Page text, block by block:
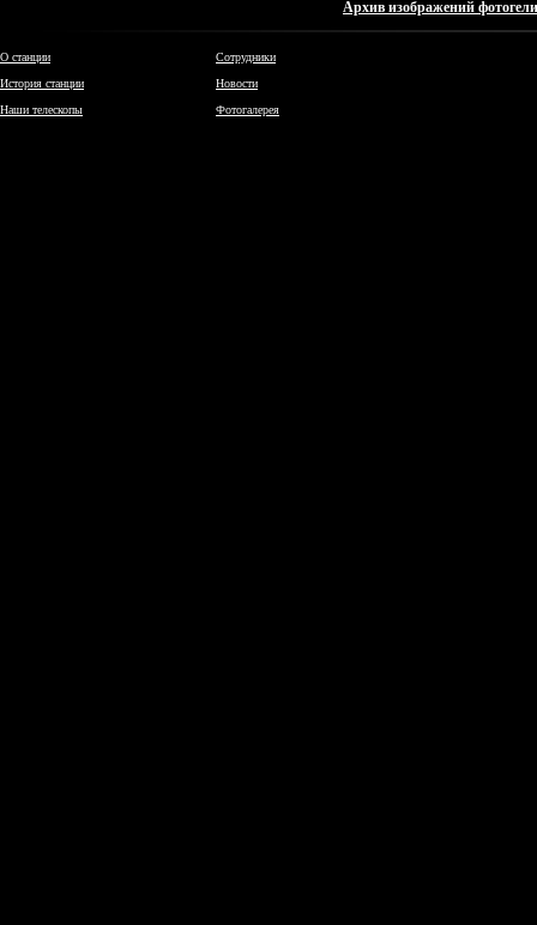
Архив изображений
О станции
История станции
Наши телескопы
Сотрудники
Новости
Фотогалерея